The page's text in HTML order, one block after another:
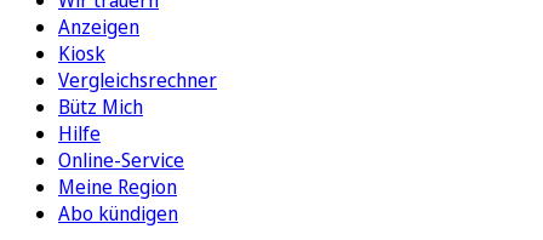
Anzeigen
Kiosk
Vergleichsrechner
Bütz Mich
Hilfe
Online-Service
Meine Region
Abo kündigen